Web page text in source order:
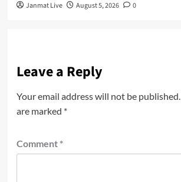
Janmat Live August 5, 2026 0
Leave a Reply
Your email address will not be published.
are marked *
Comment *